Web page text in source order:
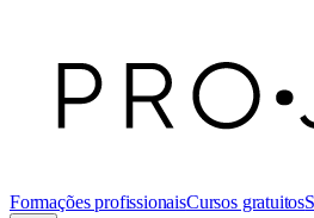
Formações profissionaisCursos gratuitos